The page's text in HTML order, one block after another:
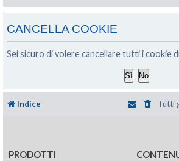
CANCELLA COOKIE
Sei sicuro di volere cancellare tutti i cookie
Indice Tutti
PRODOTTI